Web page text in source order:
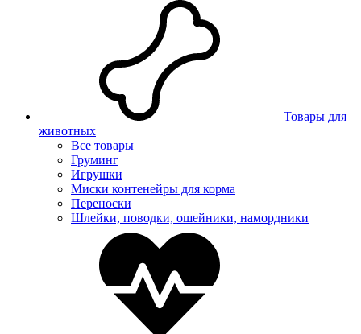
Товары для
животных
Все товары
Груминг
Игрушки
Миски контенейры для корма
Переноски
Шлейки, поводки, ошейники, намордники